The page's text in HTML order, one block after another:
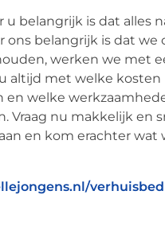
belangrijk is dat alles
ons belangrijk is dat we
werken we met
altijd met welke kosten
welke
Vraag nu makkelijk en
en kom erachter wat